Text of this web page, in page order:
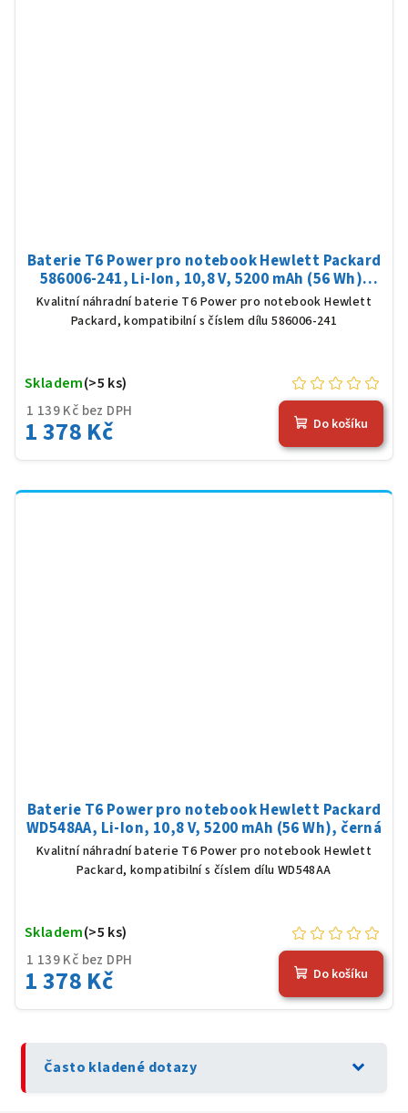
Baterie T6 Power pro notebook Hewlett Packard
586006-241, Li-Ion, 10,8 V, 5200 mAh (56 Wh),
černá
Kvalitní náhradní baterie T6 Power pro notebook Hewlett
Packard, kompatibilní s číslem dílu 586006-241
1 139 Kč bez DPH
1 378 Kč
Skladem(>5 ks)
Do košíku
Baterie T6 Power pro notebook Hewlett Packard
WD548AA, Li-Ion, 10,8 V, 5200 mAh (56 Wh), černá
Kvalitní náhradní baterie T6 Power pro notebook Hewlett
Packard, kompatibilní s číslem dílu WD548AA
1 139 Kč bez DPH
1 378 Kč
Skladem(>5 ks)
Do košíku
Často kladené dotazy expand_more